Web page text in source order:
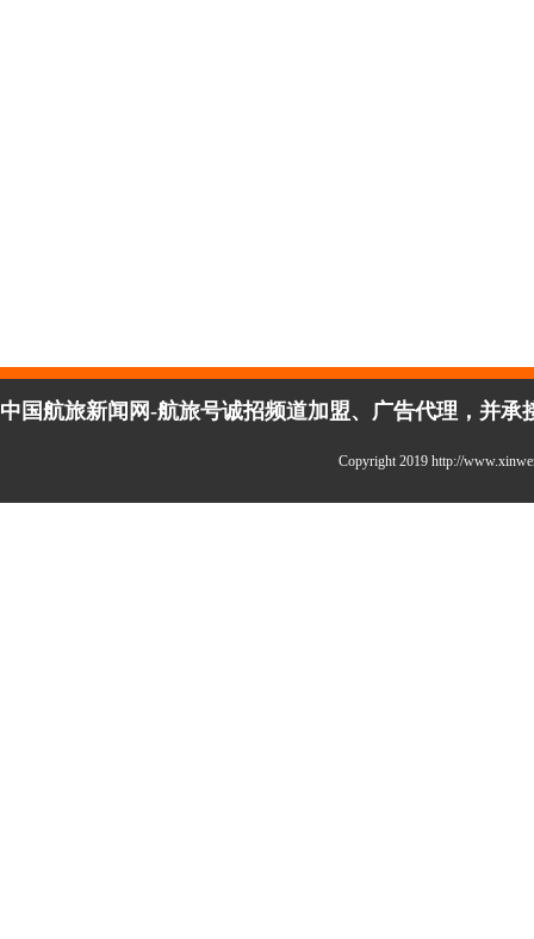
中国航旅新闻网-航旅号诚招频道加盟、广告代理，并
Copyright 2019 http://